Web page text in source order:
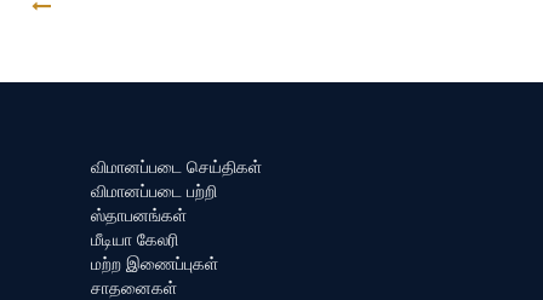
விமானப்படை செய்திகள்
விமானப்படை பற்றி
ஸ்தாபனங்கள்
மீடியா கேலரி
மற்ற இணைப்புகள்
சாதனைகள்